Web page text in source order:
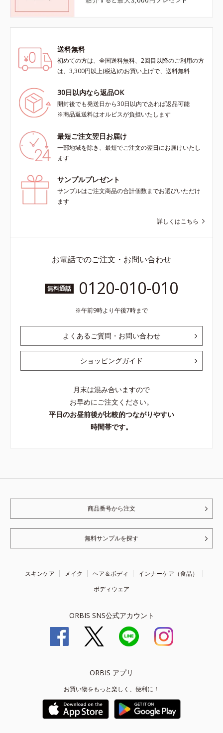
送料無料
初めての方は、全国送料無料、2回目以降のご利用の方
は、3,300円以上(税込)のお買い上げで、送料無料
30日以内なら返品OK
開封後でも発送日から30日以内であれば返品可能
※商品返送料はオルビスが負担いたします
最短ご注文翌日お届け
一部地域を除き、最短でご注文の翌日にお届けいたし
ます
サンプルプレゼント
サンプルはご注文商品の合計個数までお選びいただけ
ます
詳しくはこちら
お電話でのご注文・お問い合わせ
無料通話 0120-010-010
午前9時より午後7時まで
よくあるご質問・お問い合わせ
ショッピングガイド
月末は混み合いますので
お早めにご注文ください。
平日のお昼前後が比較的つながりやすい
時間帯です。
商品番号から注文
無料サンプルを探す
スキンケア メイク ヘア＆ボディ
インナーケア（食品）
ボディウェア
ORBIS SNS公式アカウント
ORBIS アプリ
お買い物をもっと楽しく、便利に！